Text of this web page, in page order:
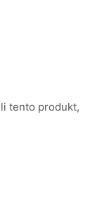
tento produkt,